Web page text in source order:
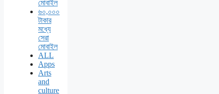
মোবাইল
৬০,০০০
টাকার
মধ্যে
সেরা
মোবাইল
ALL
Apps
Arts
and
culture